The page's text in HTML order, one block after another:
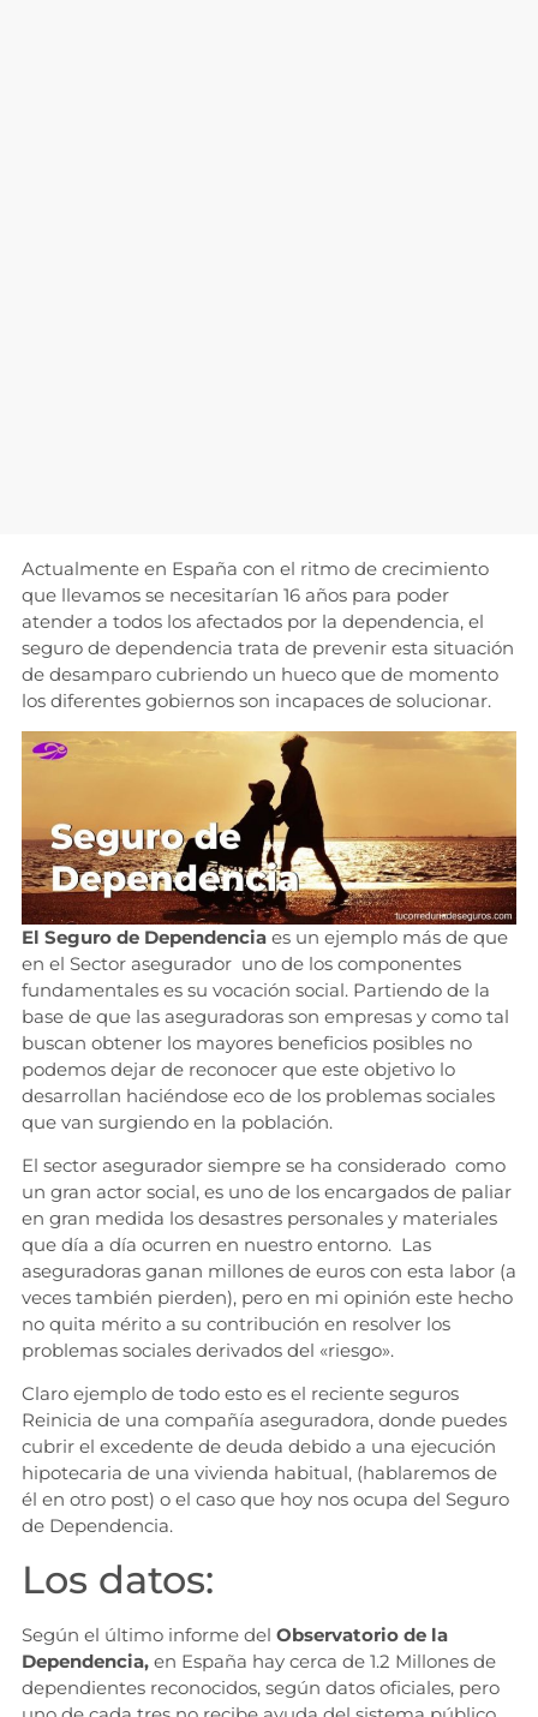
Actualmente en España con el ritmo de crecimiento
que llevamos se necesitarían 16 años para poder
atender a todos los afectados por la dependencia, el
seguro de dependencia trata de prevenir esta situación
de desamparo cubriendo un hueco que de momento
los diferentes gobiernos son incapaces de solucionar.
El Seguro de Dependencia es un ejemplo más de que
en el Sector asegurador uno de los componentes
fundamentales es su vocación social. Partiendo de la
base de que las aseguradoras son empresas y como tal
buscan obtener los mayores beneficios posibles no
podemos dejar de reconocer que este objetivo lo
desarrollan haciéndose eco de los problemas sociales
que van surgiendo en la población.
El sector asegurador siempre se ha considerado como
un gran actor social, es uno de los encargados de paliar
en gran medida los desastres personales y materiales
que día a día ocurren en nuestro entorno. Las
aseguradoras ganan millones de euros con esta labor (a
veces también pierden), pero en mi opinión este hecho
no quita mérito a su contribución en resolver los
problemas sociales derivados del «riesgo».
Claro ejemplo de todo esto es el reciente seguros
Reinicia de una compañía aseguradora, donde puedes
cubrir el excedente de deuda debido a una ejecución
hipotecaria de una vivienda habitual, (hablaremos de
él en otro post) o el caso que hoy nos ocupa del Seguro
de Dependencia.
Los datos:
Según el último informe del Observatorio de la
Dependencia,en España hay cerca de 1.2 Millones de
dependientes reconocidos, según datos oficiales, pero